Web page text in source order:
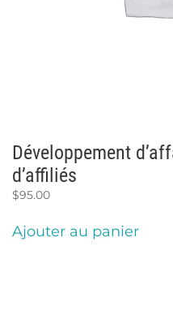
Développement
d’affiliés
$95.00
Ajouter au panier